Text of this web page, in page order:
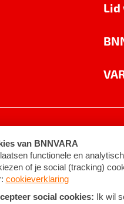
Lid
Algemene